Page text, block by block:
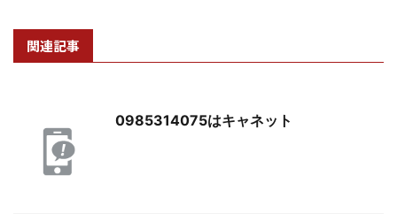
関連記事
0985314075はキャネット